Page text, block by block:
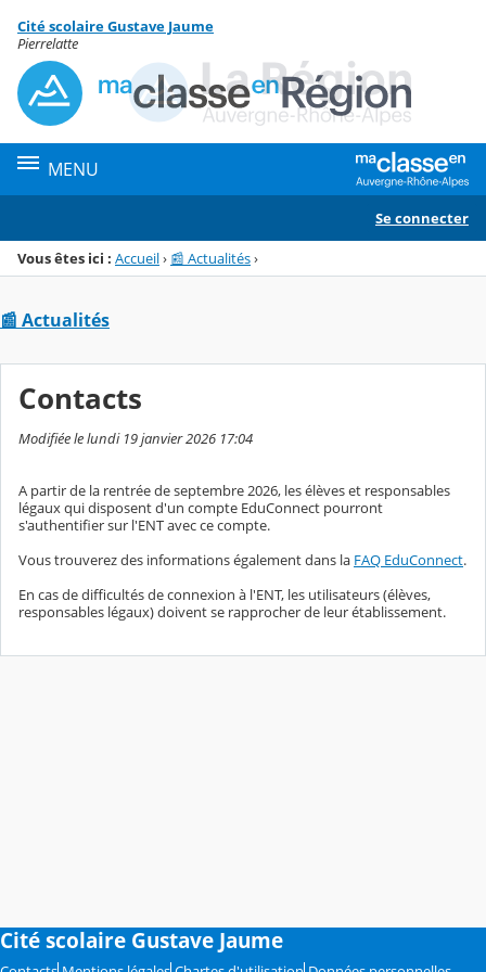
Menu de la rubrique
Contenu
Cité scolaire Gustave Jaume
Pierrelatte
MENU
Se connecter
Vous êtes ici : Accueil› 📰 Actualités›
📰 Actualités
Contacts
Modifiée le lundi 19 janvier 2026 17:04
A partir de la rentrée de septembre 2026, les élèves et responsables
légaux qui disposent d'un compte EduConnect pourront
s'authentifier sur l'ENT avec ce compte.
Vous trouverez des informations également dans la FAQ EduConnect.
En cas de difficultés de connexion à l'ENT, les utilisateurs (élèves,
responsables légaux) doivent se rapprocher de leur établissement.
Cité scolaire Gustave Jaume